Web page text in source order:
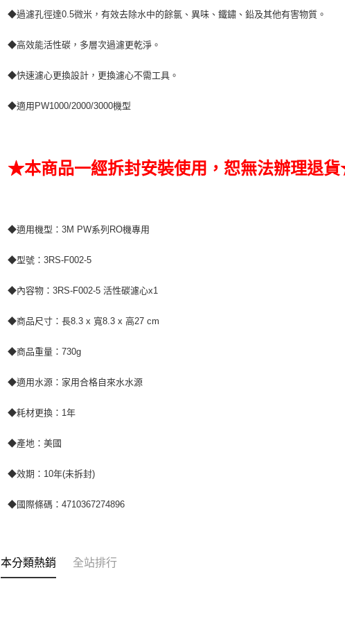
◆過濾孔徑達0.5微米，有效去除水中的餘氯、異味、鐵鏽、鉛及其他有害物質。
◆高效能活性碳，多層次過濾更乾淨。
◆快速濾心更換設計，更換濾心不需工具。
◆適用PW1000/2000/3000機型
★本商品一經拆封安裝使用，恕無法辦理退
◆適用機型：3M PW系列RO機專用
◆型號：3RS-F002-5
◆內容物：3RS-F002-5 活性碳濾心x1
◆商品尺寸：長8.3 x 寬8.3 x 高27 cm
◆商品重量：730g
◆適用水源：家用合格自來水水源
◆耗材更換：1年
◆產地：美國
◆效期：10年(未拆封)
◆國際條碼：4710367274896
本分類熱銷 全站排行